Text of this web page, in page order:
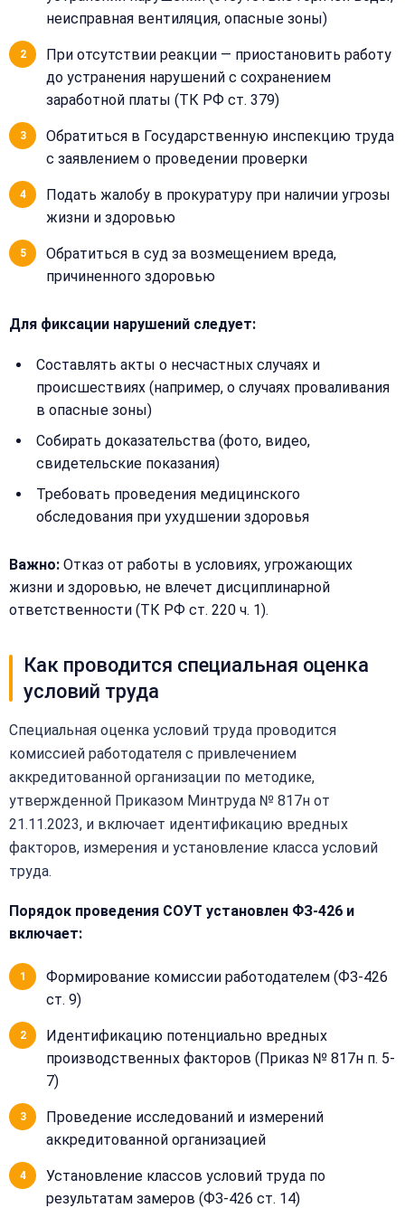
меню
неисправная вентиляция, опасные зоны)
При отсутствии реакции — приостановить работу
до устранения нарушений с сохранением
заработной платы (ТК РФ ст. 379)
Обратиться в Государственную инспекцию труда
с заявлением о проведении проверки
Подать жалобу в прокуратуру при наличии угрозы
жизни и здоровью
Обратиться в суд за возмещением вреда,
причиненного здоровью
Для фиксации нарушений следует:
Составлять акты о несчастных случаях и
происшествиях (например, о случаях проваливания
в опасные зоны)
Собирать доказательства (фото, видео,
свидетельские показания)
Требовать проведения медицинского
обследования при ухудшении здоровья
Важно: Отказ от работы в условиях, угрожающих
жизни и здоровью, не влечет дисциплинарной
ответственности (ТК РФ ст. 220 ч. 1).
Как проводится специальная оценка
условий труда
Специальная оценка условий труда проводится
комиссией работодателя с привлечением
аккредитованной организации по методике,
утвержденной Приказом Минтруда № 817н от
21.11.2023, и включает идентификацию вредных
факторов, измерения и установление класса условий
труда.
Порядок проведения СОУТ установлен ФЗ-426 и
включает:
Формирование комиссии работодателем (ФЗ-426
ст. 9)
Идентификацию потенциально вредных
производственных факторов (Приказ № 817н п. 5-
7)
Проведение исследований и измерений
аккредитованной организацией
Установление классов условий труда по
результатам замеров (ФЗ-426 ст. 14)
Написать
нам
Email:
Сообщение:
Согласен на
обработку
данных
консультация
Оставьте
имя
—
перезвоним
и
рассчитаем
Имя:
Добавить
комментарий
Согласен на
обработку
персональных
данных
Обычно
отвечаем
в течение
Получить расчёт
Или
нам:
(499)
995-
22-
40